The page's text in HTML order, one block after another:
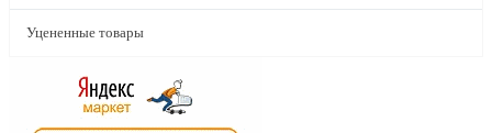
Уцененные товары